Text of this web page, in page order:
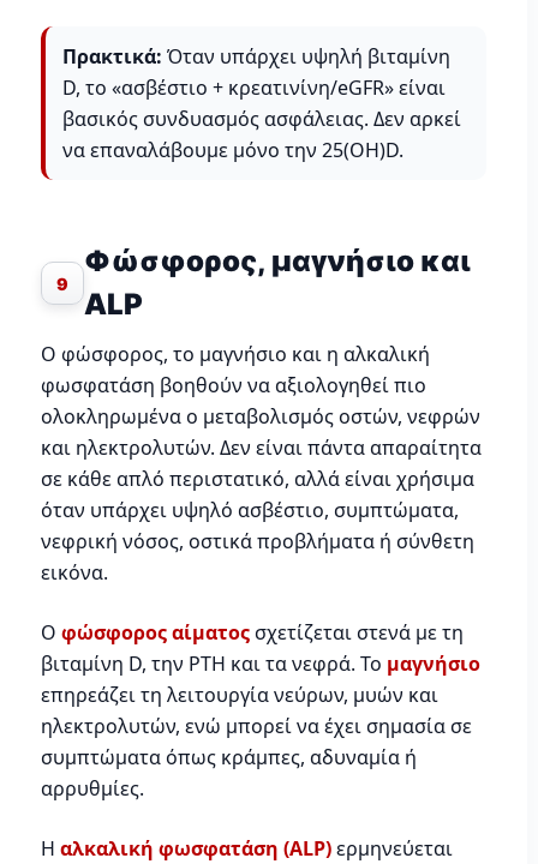
Πρακτικά: Όταν υπάρχει υψηλή βιταμίνη
D, το «ασβέστιο + κρεατινίνη/eGFR» είναι
βασικός συνδυασμός ασφάλειας. Δεν αρκεί
να επαναλάβουμε μόνο την 25(OH)D.
9
Φώσφορος, μαγνήσιο και
ALP
Ο φώσφορος, το μαγνήσιο και η αλκαλική
φωσφατάση βοηθούν να αξιολογηθεί πιο
ολοκληρωμένα ο μεταβολισμός οστών, νεφρών
και ηλεκτρολυτών. Δεν είναι πάντα απαραίτητα
σε κάθε απλό περιστατικό, αλλά είναι χρήσιμα
όταν υπάρχει υψηλό ασβέστιο, συμπτώματα,
νεφρική νόσος, οστικά προβλήματα ή σύνθετη
εικόνα.
Ο φώσφορος αίματοςσχετίζεται στενά με τη
βιταμίνη D, την PTH και τα νεφρά. Το μαγνήσιο
επηρεάζει τη λειτουργία νεύρων, μυών και
ηλεκτρολυτών, ενώ μπορεί να έχει σημασία σε
συμπτώματα όπως κράμπες, αδυναμία ή
αρρυθμίες.
Η αλκαλική φωσφατάση (ALP)ερμηνεύεται